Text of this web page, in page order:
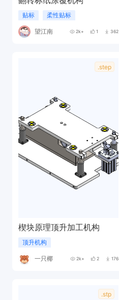
贴标 柔性贴标
望江南 2k+ 1 362
.step
楔块原理顶升加工机构
顶升机构
一只椰 2k+ 2 176
.stp